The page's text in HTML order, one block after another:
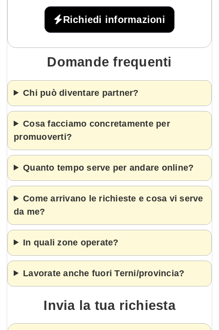
Richiedi informazioni
Domande frequenti
Chi può diventare partner?
Cosa facciamo concretamente per
promuoverti?
Quanto tempo serve per andare online?
Come arrivano le richieste e cosa vi serve
da me?
In quali zone operate?
Lavorate anche fuori Terni/provincia?
Invia la tua richiesta